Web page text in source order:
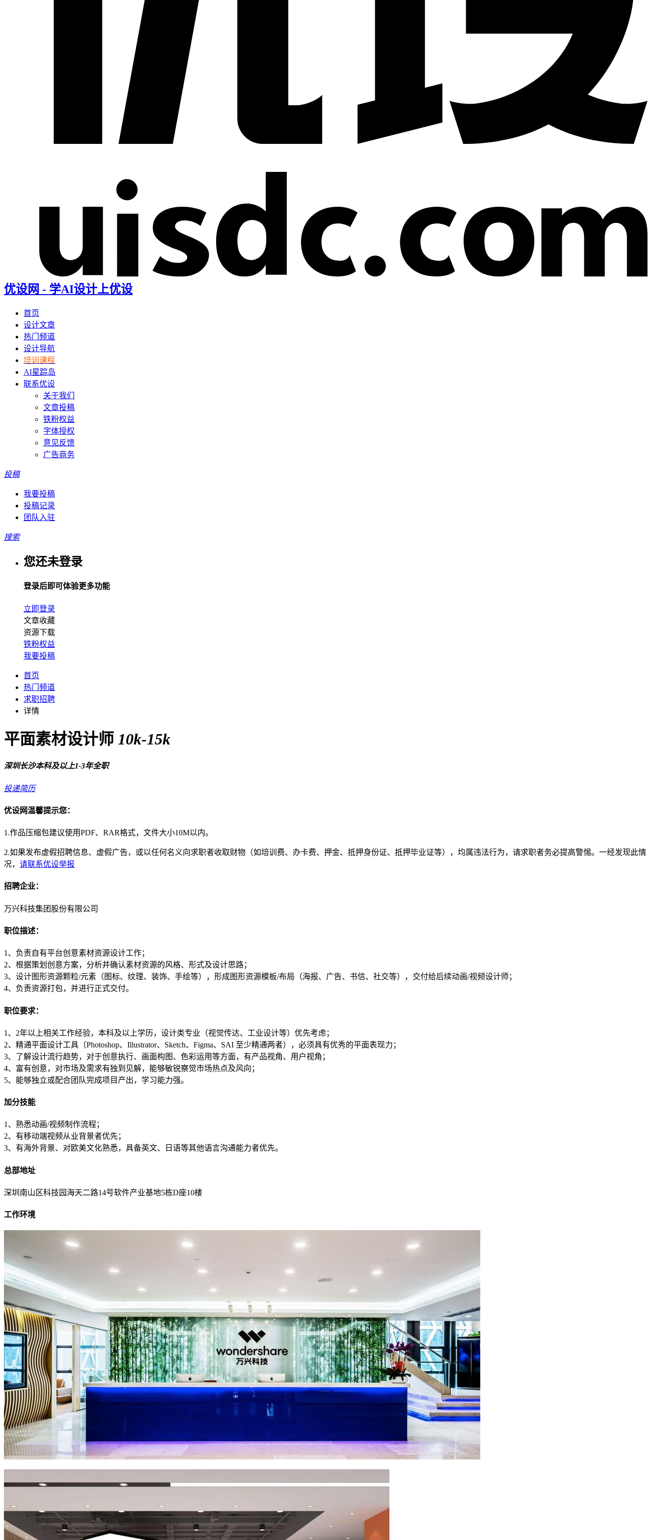
优设网 - 学AI设计上优设
首页
设计文章
热门频道
设计导航
培训课程
AI星踪岛
联系优设
关于我们
文章投稿
铁粉权益
字体授权
意见反馈
广告商务
投稿
我要投稿
投稿记录
团队入驻
搜索
您还未登录
登录后即可体验更多功能
立即登录
文章收藏
资源下载
铁粉权益
我要投稿
首页
热门频道
求职招聘
详情
平面素材设计师 10k-15k
深圳长沙本科及以上1-3年全职
投递简历
优设网温馨提示您：
1.作品压缩包建议使用PDF、RAR格式，文件大小10M以内。
2.如果发布虚假招聘信息、虚假广告，或以任何名义向求职者收取财物（如培训费、办卡费、押金、抵押身份证、抵押毕业证等），均属违法行为，请求职者务必提高警惕。一经发现此情
况， 请联系优设举报
招聘企业：
万兴科技集团股份有限公司
职位描述：
1、负责自有平台创意素材资源设计工作；
2、根据策划创意方案，分析并确认素材资源的风格、形式及设计思路；
3、设计图形资源颗粒/元素（图标、纹理、装饰、手绘等），形成图形资源模板/布局（海报、广告、书信、社交等），交付给后续动画/视频设计师；
4、负责资源打包，并进行正式交付。
职位要求：
1、2年以上相关工作经验，本科及以上学历，设计类专业（视觉传达、工业设计等）优先考虑；
2、精通平面设计工具（Photoshop、Illustrator、Sketch、Figma、SAI 至少精通两者），必须具有优秀的平面表现力；
3、了解设计流行趋势，对于创意执行、画面构图、色彩运用等方面，有产品视角、用户视角；
4、富有创意，对市场及需求有独到见解，能够敏锐察觉市场热点及风向；
5、能够独立或配合团队完成项目产出，学习能力强。
加分技能
1、熟悉动画/视频制作流程；
2、有移动端视频从业背景者优先；
3、有海外背景、对欧美文化熟悉，具备英文、日语等其他语言沟通能力者优先。
总部地址
深圳南山区科技园海天二路14号软件产业基地5栋D座10楼
工作环境